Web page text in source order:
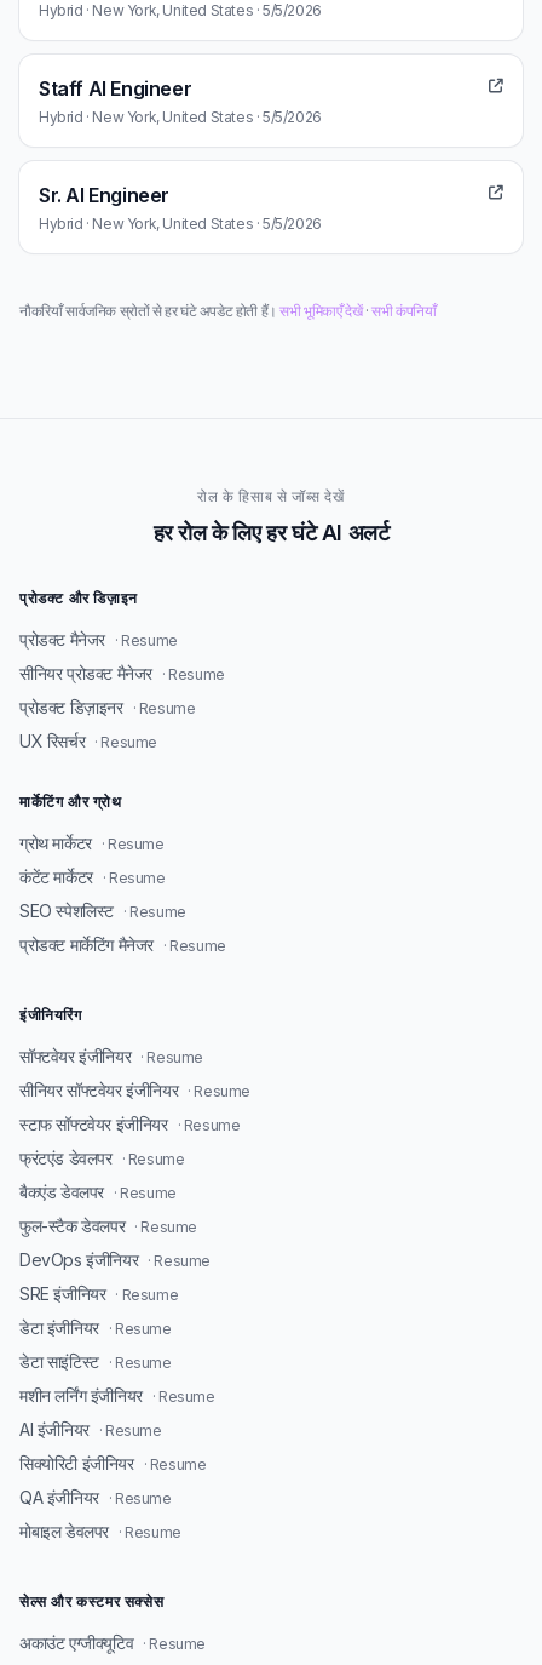
Hybrid · New York, United States · 5/5/2026
Staff AI Engineer
Hybrid · New York, United States · 5/5/2026
Sr. AI Engineer
Hybrid · New York, United States · 5/5/2026
नौकरियाँ सार्वजनिक स्रोतों से हर घंटे अपडेट होती हैं।सभी भूमिकाएँ देखें·सभी कंपनियाँ
रोल के हिसाब से जॉब्स देखें
हर रोल के लिए हर घंटे AI अलर्ट
प्रोडक्ट और डिज़ाइन
प्रोडक्ट मैनेजर · Resume
सीनियर प्रोडक्ट मैनेजर · Resume
प्रोडक्ट डिज़ाइनर · Resume
UX रिसर्चर · Resume
मार्केटिंग और ग्रोथ
ग्रोथ मार्केटर · Resume
कंटेंट मार्केटर · Resume
SEO स्पेशलिस्ट · Resume
प्रोडक्ट मार्केटिंग मैनेजर · Resume
इंजीनियरिंग
सॉफ्टवेयर इंजीनियर · Resume
सीनियर सॉफ्टवेयर इंजीनियर · Resume
स्टाफ सॉफ्टवेयर इंजीनियर · Resume
फ्रंटएंड डेवलपर · Resume
बैकएंड डेवलपर · Resume
फुल-स्टैक डेवलपर · Resume
DevOps इंजीनियर · Resume
SRE इंजीनियर · Resume
डेटा इंजीनियर · Resume
डेटा साइंटिस्ट · Resume
मशीन लर्निंग इंजीनियर · Resume
AI इंजीनियर · Resume
सिक्योरिटी इंजीनियर · Resume
QA इंजीनियर · Resume
मोबाइल डेवलपर · Resume
सेल्स और कस्टमर सक्सेस
अकाउंट एग्जीक्यूटिव · Resume